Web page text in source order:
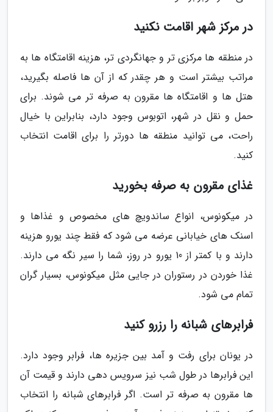
در مرکز شهر اقامت نکنید
در منطقه ها مرکزی تر و جهانگردی تر، هزینه اقامتگاه ها به
مراتب بیشتر است و هر چقدر که از آن ها فاصله بگیرید،
هتل ها و اقامتگاه ها مقرون به صرفه تر می شوند. برای
حمل و نقل در شهر، اتوبوس وجود دارد، بنابراین با خیال
راحت، می توانید منطقه ها دورتر را برای اقامت انتخاب
کنید.
غذای مقرون به صرفه بخورید
در میکونوس، انواع ساندویچ های مخصوص و غذاها و
اسنک های خیابانی عرضه می شود که فقط چند یورو هزینه
دارند و با کمتر از 10 یورو در روز، شما را سیر نگه می دارند.
غذا خوردن در رستوران در جایی مثل میکونوس، بسیار گران
تمام می شود.
فرابرهای شبانه را رزرو کنید
در یونان برای رفت و آمد بین جزیره ها، فرابر وجود دارد.
این فرابرها در طول شب نیز سرویس دهی دارند و قیمت آن
ها مقرون به صرفه تر است. اگر فرابرهای شبانه را انتخاب